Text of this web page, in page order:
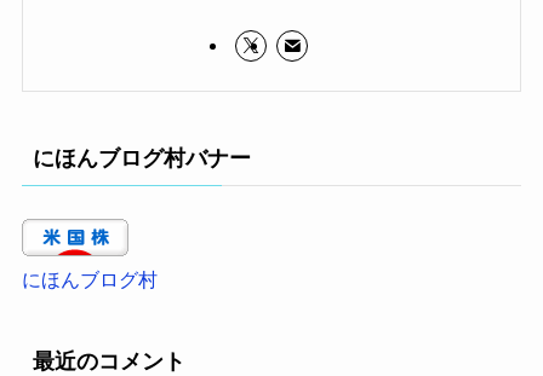
にほんブログ村バナー
にほんブログ村
最近のコメント